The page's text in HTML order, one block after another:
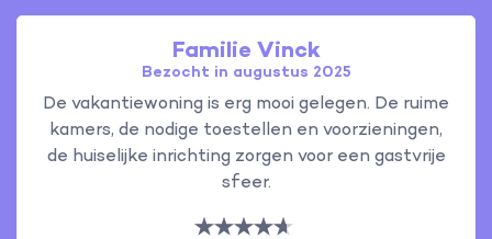
Familie Vinck
Bezocht in augustus 2025
De vakantiewoning is erg mooi gelegen. De ruime
kamers, de nodige toestellen en voorzieningen,
de huiselijke inrichting zorgen voor een gastvrije
sfeer.